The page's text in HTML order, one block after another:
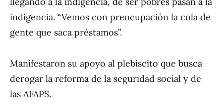
indigencia. “Vemos con preocupación la cola de
gente que saca préstamos”.
Manifestaron su apoyo al plebiscito que busca
derogar la reforma de la seguridad social y de
las AFAPS.